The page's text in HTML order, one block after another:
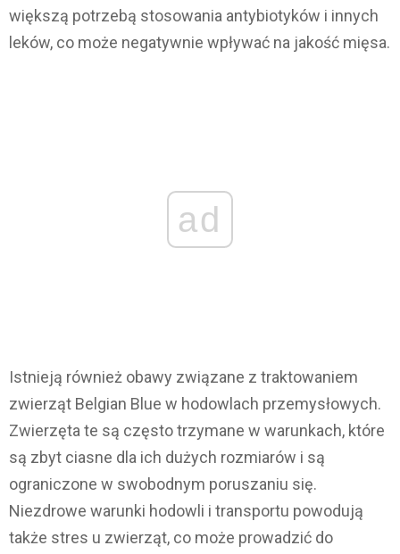
większą potrzebą stosowania antybiotyków i innych
leków, co może negatywnie wpływać na jakość mięsa.
ad
Istnieją również obawy związane z traktowaniem
zwierząt Belgian Blue w hodowlach przemysłowych.
Zwierzęta te są często trzymane w warunkach, które
są zbyt ciasne dla ich dużych rozmiarów i są
ograniczone w swobodnym poruszaniu się.
Niezdrowe warunki hodowli i transportu powodują
także stres u zwierząt, co może prowadzić do